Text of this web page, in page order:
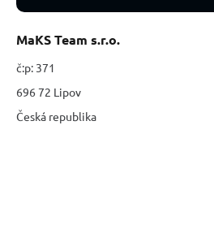
MaKS Team s.r.o.
č:p: 371
696 72 Lipov
Česká republika